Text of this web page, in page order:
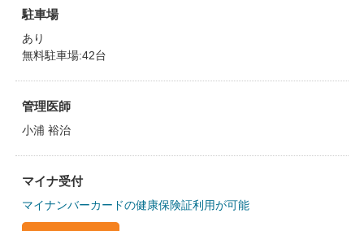
駐車場
あり
無料駐車場:42台
管理医師
小浦 裕治
マイナ受付
マイナンバーカードの健康保険証利用が可能